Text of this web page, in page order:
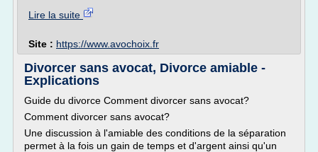
Lire la suite
Site : https://www.avochoix.fr
Divorcer sans avocat, Divorce amiable -
Explications
Guide du divorce Comment divorcer sans avocat?
Comment divorcer sans avocat?
Une discussion à l'amiable des conditions de la séparation
permet à la fois un gain de temps et d'argent ainsi qu'un